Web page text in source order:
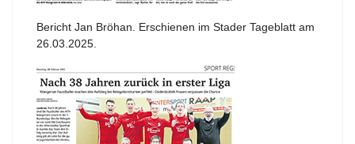
Bericht Jan Bröhan. Erschienen im Stader Tageblatt am
26.03.2025.